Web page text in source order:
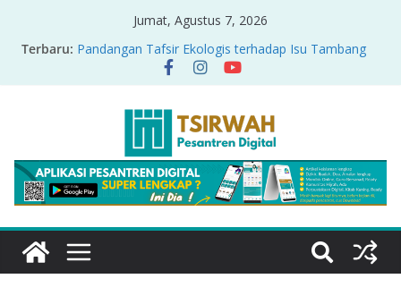
Jumat, Agustus 7, 2026
Terbaru: Pandangan Tafsir Ekologis terhadap Isu Tambang
Nikel di Raja Ampat
PRODUK RELASI KUASA-IDIOLOGI PADA TAFSIR
Sirah Nabawiyah
Oversharing dan Privasi dalam Al-Qur’an: “Ketika
Ayat Bicara Soal Curhat di Sosmed”
Menyikapi Fatherless, Kisah Lukman Menjadi
Cerminan